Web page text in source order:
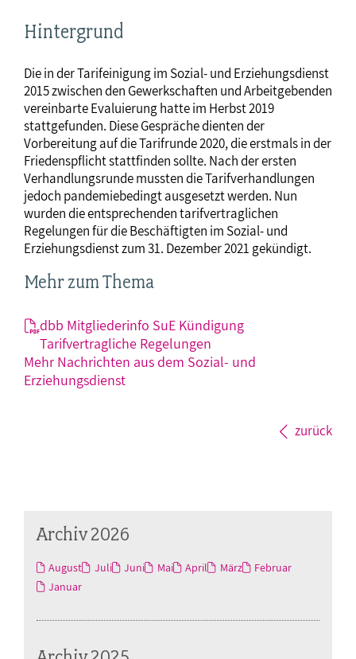
Hintergrund
Die in der Tarifeinigung im Sozial- und Erziehungsdienst
2015 zwischen den Gewerkschaften und Arbeitgebenden
vereinbarte Evaluierung hatte im Herbst 2019
stattgefunden. Diese Gespräche dienten der
Vorbereitung auf die Tarifrunde 2020, die erstmals in der
Friedenspflicht stattfinden sollte. Nach der ersten
Verhandlungsrunde mussten die Tarifverhandlungen
jedoch pandemiebedingt ausgesetzt werden. Nun
wurden die entsprechenden tarifvertraglichen
Regelungen für die Beschäftigten im Sozial- und
Erziehungsdienst zum 31. Dezember 2021 gekündigt.
Mehr zum Thema
dbb Mitgliederinfo SuE Kündigung
Tarifvertragliche Regelungen
Mehr Nachrichten aus dem Sozial- und
Erziehungsdienst
zurück
Archiv 2026
August Juli Juni Mai April März
Februar
Januar